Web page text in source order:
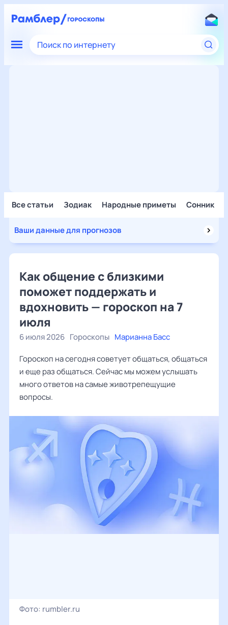
Поиск по интернету
Все статьи Зодиак Народные приметы Сонник
Ваши данные для прогнозов
Как общение с близкими
поможет поддержать и
вдохновить — гороскоп на 7
июля
6 июля 2026 Гороскопы Марианна Басс
Гороскоп на сегодня советует общаться, общаться
и еще раз общаться. Сейчас мы можем услышать
много ответов на самые животрепещущие
вопросы.
Фото: rumbler.ru